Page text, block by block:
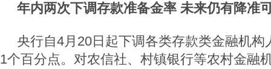
年内两次下调存款准备金率 未来仍有降准
央行自4月20日起下调各类存款类金融机构
1个百分点。对农信社、村镇银行等农村金融